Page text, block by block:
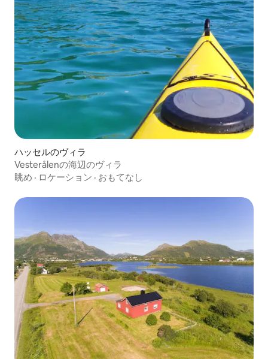
ハッセルのヴィラ
Vesterålenの海辺のヴィラ
眺め · ロケーション · おもてなし